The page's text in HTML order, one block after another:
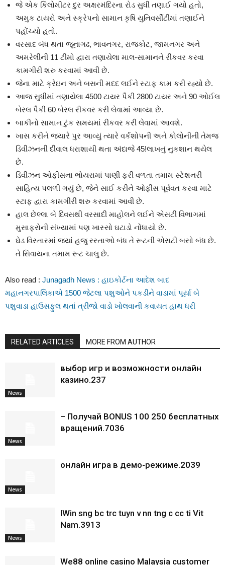
જે એક કિલોમીટર દુર અક્ષરમંદિરના રોડ સુધી તણાઈ ગયો હતો,
અમુક ટાયરો અને સ્ક્રેપનો સામાન કૃષિ યુનિવર્સીટીમાં તણાઈને
પહોંચ્યો હતો.
વરસાદ બંધ થતા જૂનાગઢ, ભાવનગર, રાજકોટ, જામનગર અને
અમરેલીની 11 ટીમો દ્વારા તણાયેલા માલ-સામાનને રીકવર કરવા
કામગીરી શરુ કરવામાં આવી છે.
જેના માટે ક્રેઇન અને બસની મદદ લઈને સ્ટાફ કામ કરી રહ્યો છે.
આજ સુધીમાં તણાયેલા 4500 ટાયર પૈકી 2800 ટાયર અને 90 ઓઈલ
બેરલ પૈકી 60 બેરલ રીકવર કરી લેવામાં આવ્યા છે.
બાકીનો સામાન ટુંક સમયમાં રીકવર કરી લેવામાં આવશે.
ખાસ કરીને જ્યારે પુર આવ્યું ત્યારે વર્કશોપની અને કોલોનીની તેમજ
ડિવીઝનની દીવાલ ધરાશાયી થતા અંદાજે 45!લાખનું નુકશાન થયેલ
છે.
ડિવીઝન ઓફીસના ભોયરામાં પાણી ફરી વળતા તમામ સ્ટેશનરી
સાહિત્ય પલળી ગયું છે, જેને સાઈ કરીને ઓફીસ પૂર્વવત કરવા માટે
સ્ટાફ દ્વારા કામગીરી શરુ કરવામાં આવી છે.
હાલ છેલ્લા બે દિવસથી વરસાદી માહોલને લઈને એસટી વિભાગમાં
મુસાફરોની સંખ્યામાં પણ ખાસ્સો ઘટાડો નોંધાયો છે.
ઘેડ વિસ્તારમાં જ્યાં હજુ રસ્તાઓ બંધ તે રૂટની એસટી બસો બંધ છે.
તે સિવાયના તમામ રૂટ ચાલુ છે.
Also read : Junagadh News : હાઇકોર્ટના આદેશ બાદ
મહાનગરપાલિકાએ 1500 જેટલા પશુઓને પકડીને વાડામાં પૂર્યા બે
પશુવાડા હાઉસફુલ થતાં ત્રીજો વાડો ખોલવાની કવાયત હાથ ધરી
RELATED ARTICLES MORE FROM AUTHOR
News
выбор игр и возможности онлайн
казино.237
News
– Получай BONUS 100 250 бесплатных
вращений.7036
News
онлайн игра в демо-режиме.2039
News
IWin sng bc trc tuyn v nn tng c cc ti Vit
Nam.3913
We88 online casino Malaysia customer